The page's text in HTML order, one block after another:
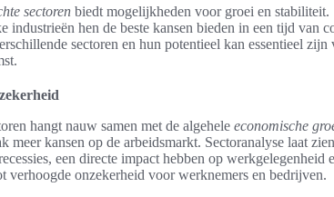
sectoren biedt mogelijkheden voor groei en stabiliteit.
hen de beste kansen bieden in een tijd van
sectoren en hun potentieel kan essentieel zijn
hangt nauw samen met de algehele economische
meer kansen op de arbeidsmarkt. Sectoranalyse laat
een directe impact hebben op werkgelegenheid
verhoogde onzekerheid voor werknemers en bedrijven.